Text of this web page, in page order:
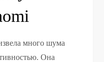
много шума
Она